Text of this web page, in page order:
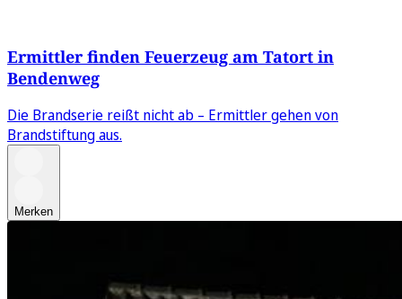
Ermittler finden Feuerzeug am Tatort in
Bendenweg
Die Brandserie reißt nicht ab – Ermittler gehen von
Brandstiftung aus.
Merken